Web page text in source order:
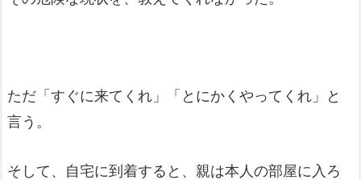
ただ「すぐに来てくれ」「とにかくやってくれ」と
言う。
そして、自宅に到着すると、親は本人の部屋に入ろ